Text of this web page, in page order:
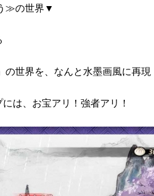
≫の世界▼
世界を、なんと水墨画風に再現
は、お宝アリ！強者アリ！